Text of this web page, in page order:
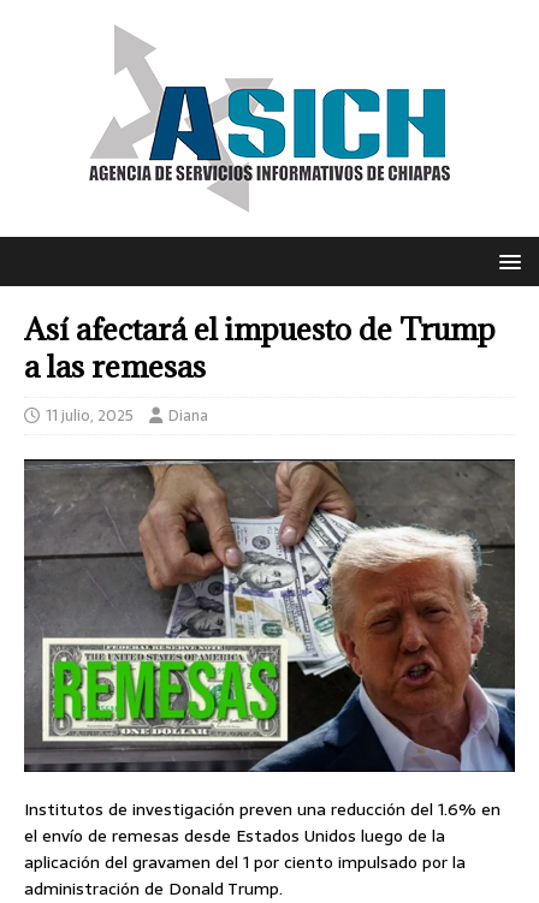
Así afectará el impuesto de Trump
a las remesas
11 julio, 2025 Diana
Institutos de investigación preven una reducción del 1.6% en
el envío de remesas desde Estados Unidos luego de la
aplicación del gravamen del 1 por ciento impulsado por la
administración de Donald Trump.